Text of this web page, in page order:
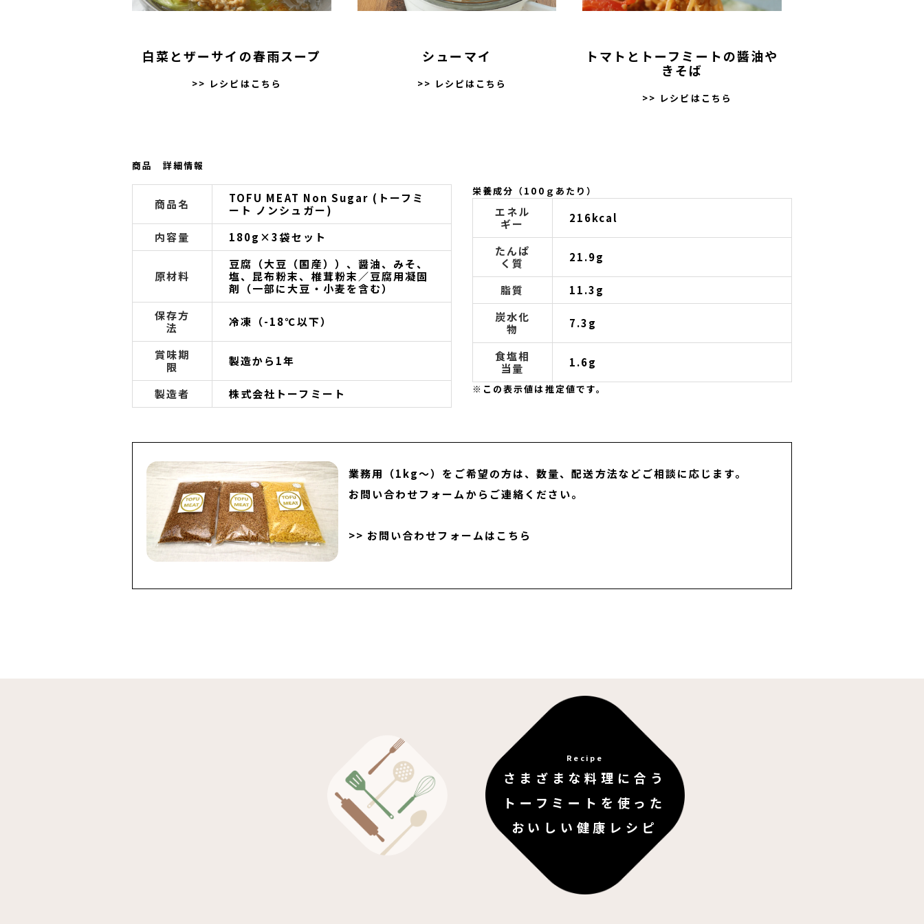
白菜とザーサイの春雨スープ
>> レシピはこちら
シューマイ
>> レシピはこちら
トマトとトーフミートの醬油や
きそば
>> レシピはこちら
商品 詳細情報
商品名
TOFU MEAT Non Sugar (トーフミ
ート ノンシュガー)
内容量
180g×3袋セット
原材料
豆腐（大豆（国産））、醤油、みそ、
塩、昆布粉末、椎茸粉末／豆腐用凝固
剤（一部に大豆・小麦を含む）
保存方
法
冷凍（-18℃以下）
賞味期
限
製造から1年
製造者 株式会社 トーフミート
栄養成分（100ｇあたり）
エネル
ギー
216kcal
たんぱ
く質
21.9g
脂質
11.3g
炭水化
物
7.3g
食塩相
当量
1.6g
※この表示値は推定値です。
業務用（1kg～）をご希望の方は、数量、配送方法などご相談に応じます。
お問い合わせフォームからご連絡ください。
>> お問い合わせフォームはこちら
Recipe
さまざまな料理に合う
トーフミートを使った
おいしい健康レシピ